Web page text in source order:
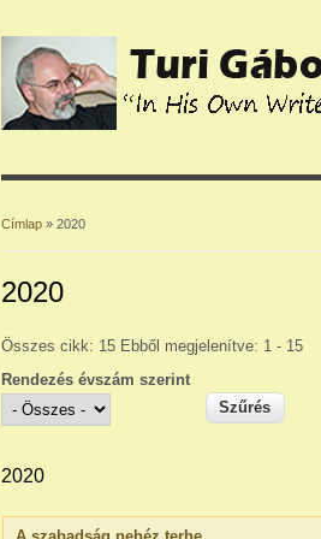
Címlap » 2020
2020
Összes cikk: 15 Ebből megjelenítve: 1 - 15
Rendezés évszám szerint
2020